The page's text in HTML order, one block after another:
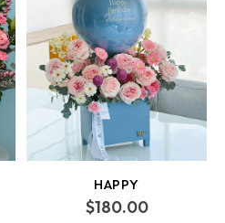
HAPPY
$180.00